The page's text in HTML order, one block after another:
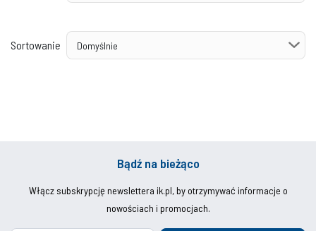
Sortowanie
Bądź na bieżąco
Włącz subskrypcję newslettera ik.pl, by otrzymywać informacje o
nowościach i promocjach.